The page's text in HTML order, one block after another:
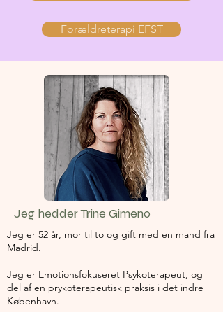
Forældreterapi EFST
Jeg hedder Trine Gimeno
Jeg er 52 år, mor til to og gift med en mand fra
Madrid.
Jeg er Emotionsfokuseret Psykoterapeut, og
del af en prykoterapeutisk praksis i det indre
København.